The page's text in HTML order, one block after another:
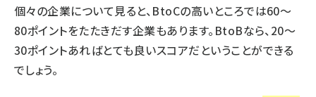
個々の企業について見ると、BtoCの高いところでは60～
80ポイントをたたきだす企業もあります。BtoBなら、20～
30ポイントあればとても良いスコアだということができる
でしょう。